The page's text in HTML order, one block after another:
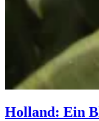
Holland: Ein